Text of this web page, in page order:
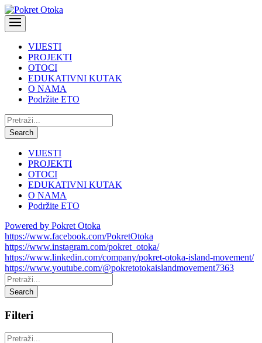
VIJESTI
PROJEKTI
OTOCI
EDUKATIVNI KUTAK
O NAMA
Podržite ETO
Pretraži:
Search
VIJESTI
PROJEKTI
OTOCI
EDUKATIVNI KUTAK
O NAMA
Podržite ETO
Powered by Pokret Otoka
https://www.facebook.com/PokretOtoka
https://www.instagram.com/pokret_otoka/
https://www.linkedin.com/company/pokret-otoka-island-movement/
https://www.youtube.com/@pokretotokaislandmovement7363
Pretraži:
Search
Filteri
Pretraži: